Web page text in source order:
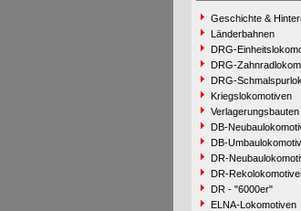
Geschichte &
Länderbahnen
DRG-
DRG-
DRG-Schmalspurlok.
Kriegslokomotiven
Verlagerungsbauten
DB-
DB-
DR-
DR-
DR - "6000er"
ELNA-Lokomotiven